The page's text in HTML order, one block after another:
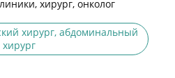
хирург, онколог
хирург, абдоминальный
хирург